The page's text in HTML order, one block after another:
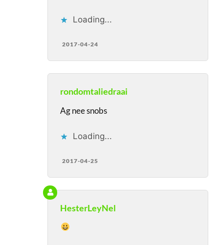
Loading...
2017-04-24
rondomtaliedraai
Ag nee snobs
Loading...
2017-04-25
HesterLeyNel